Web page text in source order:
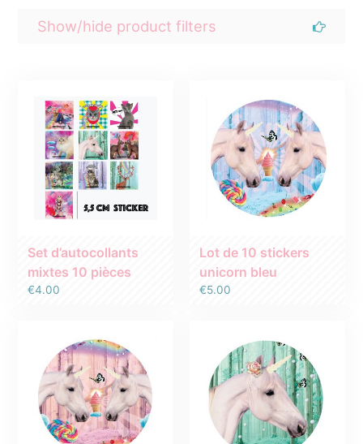
Show/hide product filters
Portemonnaies
Trousse de toilette
Vêtements
Sacs et Sacs a Dos
Cartes postales
Sale
Set d’autocollants
mixtes 10 pièces
€4.00
Lot de 10 stickers
unicorn bleu
€5.00